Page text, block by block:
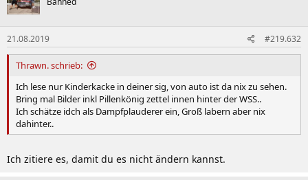
21.08.2019 #219.632
Thrawn. schrieb:
Ich lese nur Kinderkacke in deiner sig, von auto ist da nix zu sehen.
Bring mal Bilder inkl Pillenkönig zettel innen hinter der WSS..
Ich schätze idch als Dampfplauderer ein, Groß labern aber nix
dahinter..
Ich zitiere es, damit du es nicht ändern kannst.